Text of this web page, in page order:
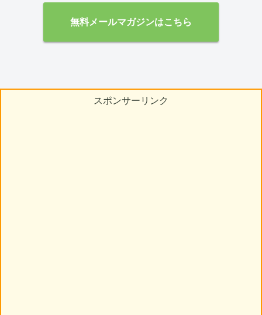
無料メールマガジンはこちら
スポンサーリンク